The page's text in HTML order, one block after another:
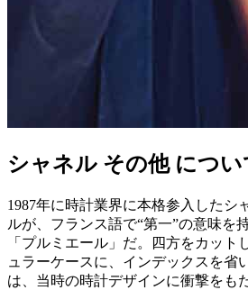
シャネル その他 につい
1987年に時計業界に本格参入したシ
ルが、フランス語で“第一”の意味を
「プルミエール」だ。四方をカット
ュラーケースに、インデックスを省
は、当時の時計デザインに衝撃をも